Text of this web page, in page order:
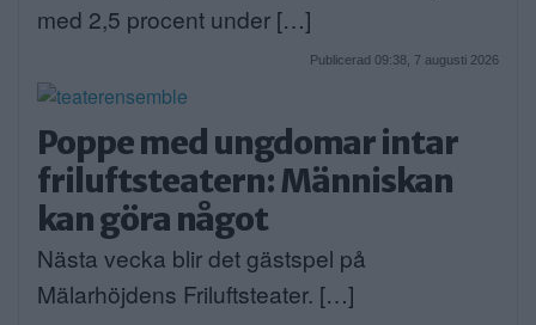
med 2,5 procent under […]
Publicerad 09:38, 7 augusti 2026
Poppe med ungdomar intar
friluftsteatern: Människan
kan göra något
Nästa vecka blir det gästspel på
Mälarhöjdens Friluftsteater. […]